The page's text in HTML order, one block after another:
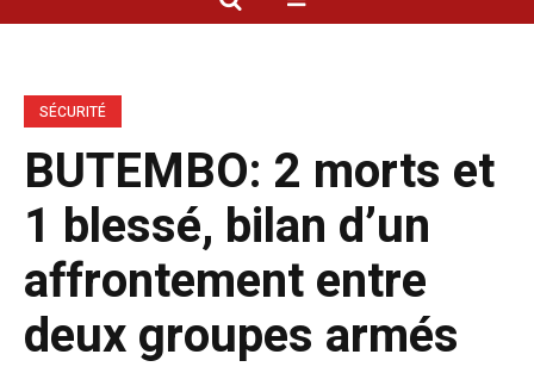
SÉCURITÉ
BUTEMBO: 2 morts et
1 blessé, bilan d’un
affrontement entre
deux groupes armés